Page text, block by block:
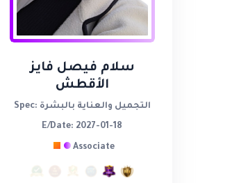
سلام فيصل فايز
الأقطش
Spec: التجميل والعناية بالبشرة
E/Date: 2027-01-18
Associate